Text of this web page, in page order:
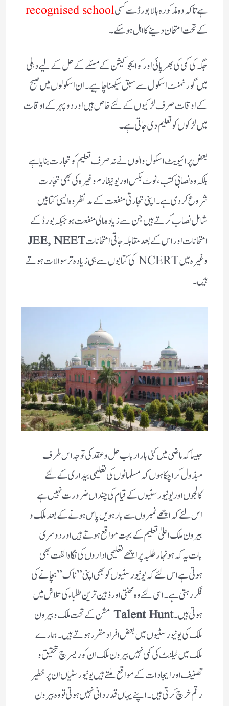
ہے تاکہ وہ مذکورہ بالا بورڈ سے کسیrecognised school
کے تحت امتحان دینے کا اہل ہو سکے۔
جگہ کی کمی کی بھرپائی اور کو ایجوکیشن کے مسئلے کے حل کے لیے دہلی
میں گورنمنٹ اسکول سے سبق سیکھنا چاہیے۔ ان اسکولوں میں صبح
کے اوقات صرف لڑکیوں کے لئے خاص ہیں اور دوپہر کے اوقات
میں لڑکوں کو تعلیم دی جاتی ہے۔
بعض پرائیویٹ اسکول والوں نے نہ صرف تعلیم کو تجارت بنایا ہے
بلکہ وہ نصابی کتب، نوٹ بکس اور یونیفارم وغیرہ کی بھی تجارت
شروع کر دی ہے۔ اپنی تجارتی منفعت کے مد نظر وہ ایسی کتابیں
شامل نصاب کرتے ہیں جن سے زیادہ مالی منفعت ہو جبکہ بورڈ کے
امتحانات اور اس کے بعد مقابلہ جاتی امتحاناتJEE, NEET
وغیرہ میں NCERT کی کتابوں سے ہی زیادہ تر سوالات ہوتے
ہیں۔‌
جیسا کہ ماضی میں کئی بار ارباب حل وعقد کی توجہ اس طرف
مبذول کرا چکا ہوں کہ مسلمانوں کی تعلیمی بیداری کے لئے
کالجوں اور یونیورسٹیوں کے قیام کی چنداں ضرورت نہیں ہے
اس لئے کہ اچھے نمبروں سے بارہویں پاس ہونے کے بعد ملک و
بیرون ملک اعلیٰ تعلیم کے بہت مواقع ہوتے ہیں اور دوسری
بات یہ کہ ہونہار طلبہ پر اچھے تعلیمی اداروں کی نگاہ الفت بھی
ہوتی ہے اس لئے کہ یونیورسٹیوں کو بھی اپنی ” ناک” بچانے کی
فکر رہتی ہے۔ اسی لئے وہ محنتی اور ذہین ترین طلباء کی تلاش میں
ہوتی ہیں۔‌Talent Hunt مشن کے تحت ملک و بیرون
ملک کی یونیورسٹیوں میں بعض افراد مقرر ہوتے ہیں۔ ہمارے
ملک میں ٹیلنٹ کی کمی نہیں بیرون ملک ان کو ریسرچ تحقیق و
تصنیف اور ایجادات کے مواقع ملتے ہیں یونیورسٹیاں ان پر خطیر
رقم خرچ کرتی ہیں۔ اپنے یہاں قدردانی نہیں ہوتی تو وہ بیرون